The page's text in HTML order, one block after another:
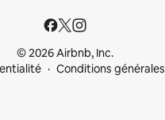
© 2026 Airbnb, Inc.
Conditions générales